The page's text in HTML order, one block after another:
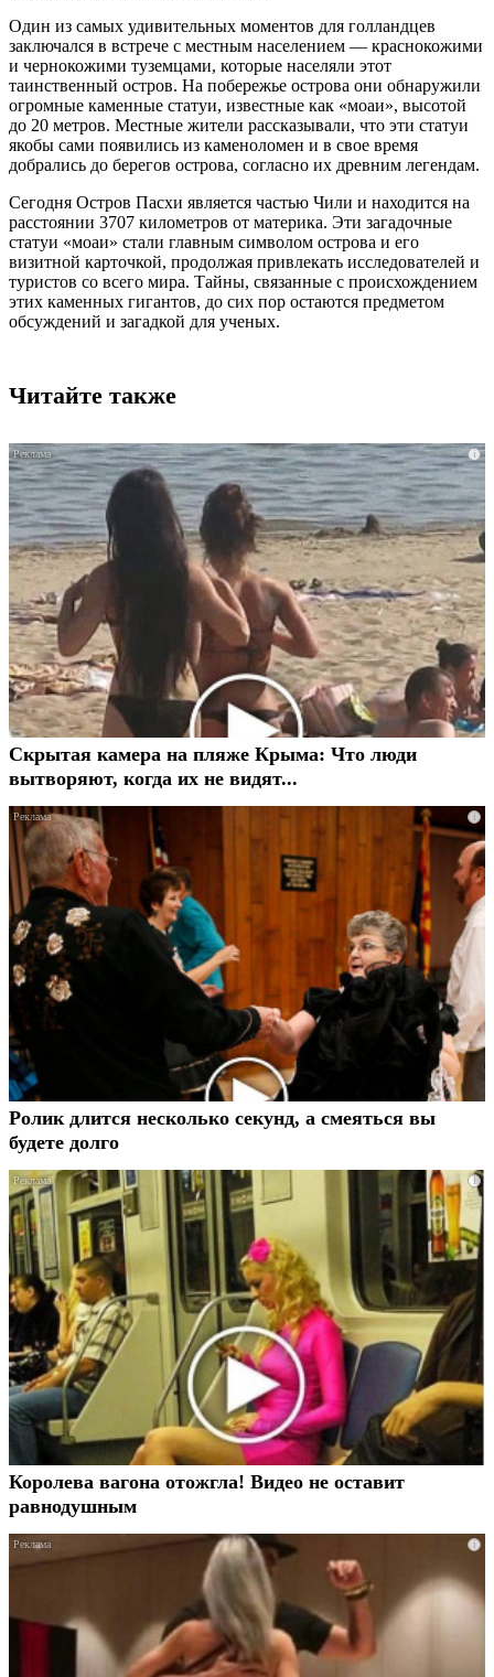
Один из самых удивительных моментов для голландцев
заключался в встрече с местным населением — краснокожими
и чернокожими туземцами, которые населяли этот
таинственный остров. На побережье острова они обнаружили
огромные каменные статуи, известные как «моаи», высотой
до 20 метров. Местные жители рассказывали, что эти статуи
якобы сами появились из каменоломен и в свое время
добрались до берегов острова, согласно их древним легендам.
Сегодня Остров Пасхи является частью Чили и находится на
расстоянии 3707 километров от материка. Эти загадочные
статуи «моаи» стали главным символом острова и его
визитной карточкой, продолжая привлекать исследователей и
туристов со всего мира. Тайны, связанные с происхождением
этих каменных гигантов, до сих пор остаются предметом
обсуждений и загадкой для ученых.
Читайте также
i
Скрытая камера на пляже Крыма: Что люди
вытворяют, когда их не видят...
i
Ролик длится несколько секунд, а смеяться вы
будете долго
i
Королева вагона отожгла! Видео не оставит
равнодушным
i